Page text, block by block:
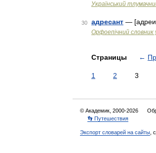
Український
30 адресант —
Орфоепічний словник
Страницы ←
1 2 3
© Академик, 2000-2026
👣 Путешествия
Экспорт словарей на сайты ,